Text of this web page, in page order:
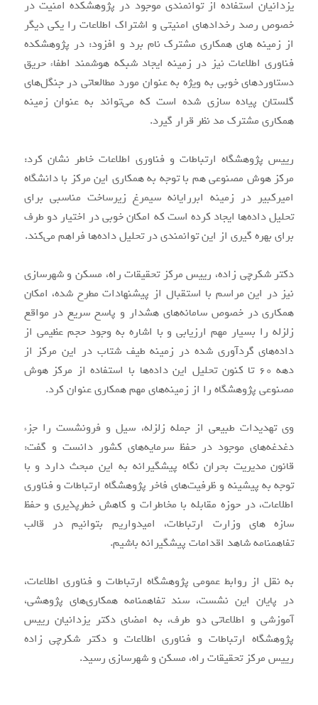
یزدانیان استفاده از توانمندی موجود در پژوهشکده امنیت در
خصوص رصد رخدادهای امنیتی و اشتراک اطلاعات را یکی دیگر
از زمینه های همکاری مشترک نام برد و افزود: در پژوهشکده
فناوری اطلاعات نیز در زمینه ایجاد شبکه هوشمند اطفاء حریق
دستاوردهای خوبی به ویژه به عنوان مورد مطالعاتی در جنگل‌های
گلستان پیاده سازی شده است که می‌تواند به عنوان زمینه
همکاری مشترک مد نظر قرار گیرد.
رییس پژوهشگاه ارتباطات و فناوری اطلاعات خاطر نشان کرد:
مرکز هوش مصنوعی هم با توجه به همکاری این مرکز با دانشگاه
امیرکبیر در زمینه ابررایانه سیمرغ زیرساخت مناسبی برای
تحلیل داده‌ها ایجاد کرده است که امکان خوبی در اختیار دو طرف
برای بهره گیری از این توانمندی در تحلیل داده‌ها فراهم می‌کند.
دکتر شکرچی زاده، رییس مرکز تحقیقات راه، مسکن و شهرسازی
نیز در این مراسم با استقبال از پیشنهادات مطرح شده، امکان
همکاری در خصوص سامانه‌های هشدار و پاسخ سریع در مواقع
زلزله را بسیار مهم ارزیابی و با اشاره به وجود حجم عظیمی از
داده‌های گردآوری شده در زمینه طیف شتاب در این مرکز از
دهه ۶۰ تا کنون تحلیل این داده‌ها با استفاده از مرکز هوش
مصنوعی پژوهشگاه را از زمینه‌های مهم همکاری عنوان کرد.
وی تهدیدات طبیعی از جمله زلزله، سیل و فرونشست را جزء
دغدغه‌های موجود در حفظ سرمایه‌های کشور دانست و گفت:
قانون مدیریت بحران نگاه پیشگیرانه به این مبحث دارد و با
توجه به پیشینه و ظرفیت‌های فاخر پژوهشگاه ارتباطات و فناوری
اطلاعات، در حوزه مقابله با مخاطرات و کاهش خطرپذیری و حفظ
سازه های وزارت ارتباطات، امیدواریم بتوانیم در قالب
تفاهمنامه شاهد اقدامات پیشگیرانه باشیم.
به نقل از روابط عمومی پژوهشگاه ارتباطات و فناوری اطلاعات،
در پایان این نشست، سند تفاهمنامه همکاری‌های پژوهشی،
آموزشی و اطلاعاتی دو طرف، به امضای دکتر یزدانیان رییس
پژوهشگاه ارتباطات و فناوری اطلاعات و دکتر شکرچی زاده
رییس مرکز تحقیقات راه، مسکن و شهرسازی رسید.